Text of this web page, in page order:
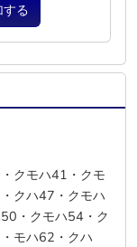
る
クモハ41・クモ
クハ47・クモハ
・クモハ54・ク
モハ62・クハ